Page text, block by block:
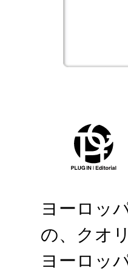
ヨーロッ
の、クオ
ヨーロッ